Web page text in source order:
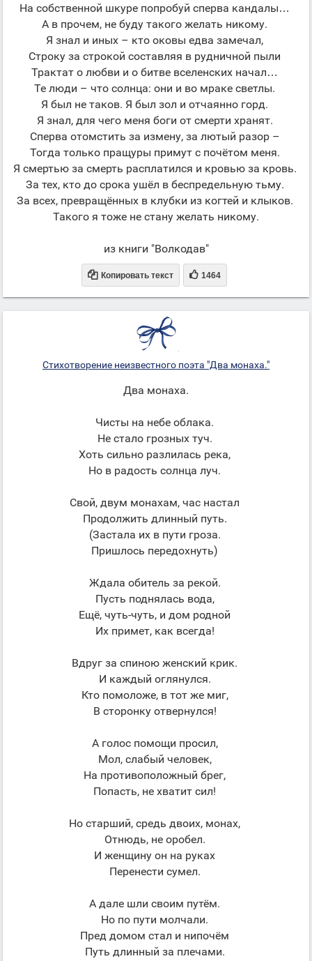
На собственной шкуре попробуй сперва кандалы…
А в прочем, не буду такого желать никому.
Я знал и иных – кто оковы едва замечал,
Строку за строкой составляя в рудничной пыли
Трактат о любви и о битве вселенских начал…
Те люди – что солнца: они и во мраке светлы.
Я был не таков. Я был зол и отчаянно горд.
Я знал, для чего меня боги от смерти хранят.
Сперва отомстить за измену, за лютый разор –
Тогда только пращуры примут с почётом меня.
Я смертью за смерть расплатился и кровью за кровь.
За тех, кто до срока ушёл в беспредельную тьму.
За всех, превращённых в клубки из когтей и клыков.
Такого я тоже не стану желать никому.
из книги "Волкодав"
 Копировать текст  1464
Стихотворение неизвестного поэта "Два монаха."
Два монаха.
Чисты на небе облака.
Не стало грозных туч.
Хоть сильно разлилась река,
Но в радость солнца луч.
Свой, двум монахам, час настал
Продолжить длинный путь.
(Застала их в пути гроза.
Пришлось передохнуть)
Ждала обитель за рекой.
Пусть поднялась вода,
Ещё, чуть-чуть, и дом родной
Их примет, как всегда!
Вдруг за спиною женский крик.
И каждый оглянулся.
Кто помоложе, в тот же миг,
В сторонку отвернулся!
А голос помощи просил,
Мол, слабый человек,
На противоположный брег,
Попасть, не хватит сил!
Но старший, средь двоих, монах,
Отнюдь, не оробел.
И женщину он на руках
Перенести сумел.
А дале шли своим путём.
Но по пути молчали.
Пред домом стал и нипочём
Путь длинный за плечами.